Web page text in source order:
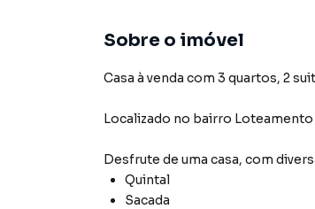
Sobre o imóvel
Casa à venda com 3 quartos, 2
Localizado no bairro
Desfrute de uma casa, com
Quintal
Sacada